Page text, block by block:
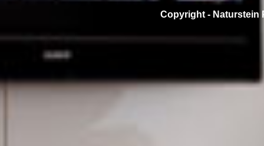
Copyright - Naturstein